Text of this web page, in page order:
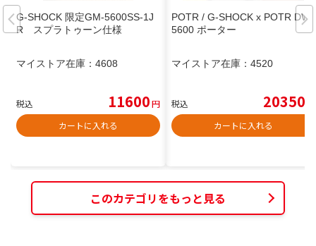
G-SHOCK 限定GM-5600SS-1J
R スプラトゥーン仕様
マイストア在庫： 4608
税込 11600円
カートに入れる
POTR / G-SHOCK x POTR DW-
5600 ポーター
マイストア在庫： 4520
税込 20350
カートに入れる
このカテゴリをもっと見る